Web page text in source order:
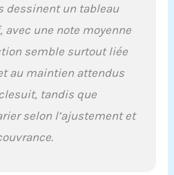
maillot de bain dans
votre taille habituelle
pour un ajustement
plus confortable et
amincissant. Une
suggérée en fonction
de vos préférences
vous préférez un
dessinent un tableau
une note moyenne
semble surtout liée
au maintien attendus
tandis que
selon l’ajustement et